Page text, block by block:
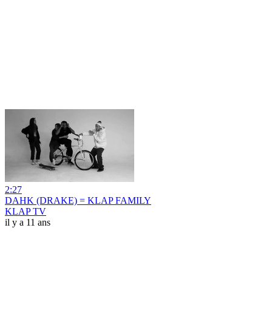
2:27
DAHK (DRAKE) = KLAP FAMILY
KLAP TV
il y a 11 ans